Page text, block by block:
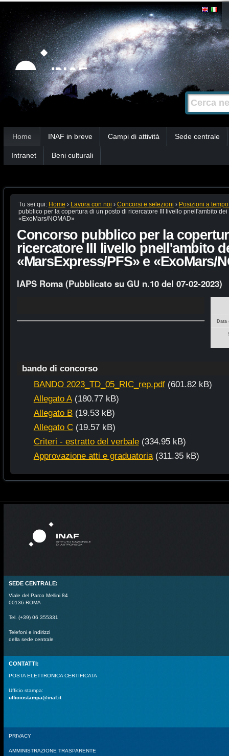
Strumenti
personali
Salta
contenuti.
|
Salta
alla
navigazione
Cerca nel
Ricerca
avanzata…
Home INAF in breve Campi di attività Sede centrale
Intranet Beni culturali
Tu sei qui: Home › Lavora con noi › Concorsi e selezioni › Posizioni a
pubblico per la copertura di un posto di ricercatore III livello pnell'ambito
«ExoMars/NOMAD»
Concorso pubblico per la
ricercatore III livello pnell'ambito
«MarsExpress/PFS» e «ExoMars/
IAPS Roma (Pubblicato su GU n.10 del 07-02-2023)
bando di concorso
BANDO 2023_TD_05_RIC_rep.pdf (601.82 kB)
Allegato A (180.77 kB)
Allegato B (19.53 kB)
Allegato C (19.57 kB)
Criteri - estratto del verbale (334.95 kB)
Approvazione atti e graduatoria (311.35 kB)
SEDE CENTRALE:
Viale del Parco Mellini 84
00136 ROMA
Tel. (+39) 06 355331
Telefoni e indirizzi
della sede centrale
CONTATTI:
POSTA ELETTRONICA CERTIFICATA
Ufficio stampa:
ufficiostampa@inaf.it
PRIVACY
AMMINISTRAZIONE TRASPARENTE